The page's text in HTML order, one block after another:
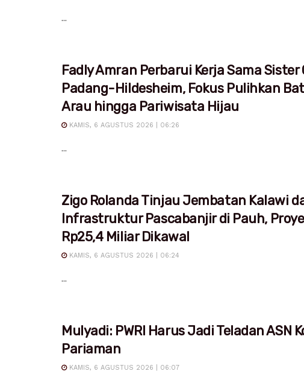
...
Fadly Amran Perbarui Kerja Sama Sister
Padang-Hildesheim, Fokus Pulihkan
Arau hingga Pariwisata Hijau
KAMIS, 6 AGUSTUS 2026 | 06:26
...
Zigo Rolanda Tinjau Jembatan Kalawi
Infrastruktur Pascabanjir di Pauh,
Rp25,4 Miliar Dikawal
KAMIS, 6 AGUSTUS 2026 | 06:24
...
Mulyadi: PWRI Harus Jadi Teladan ASN
Pariaman
KAMIS, 6 AGUSTUS 2026 | 06:07